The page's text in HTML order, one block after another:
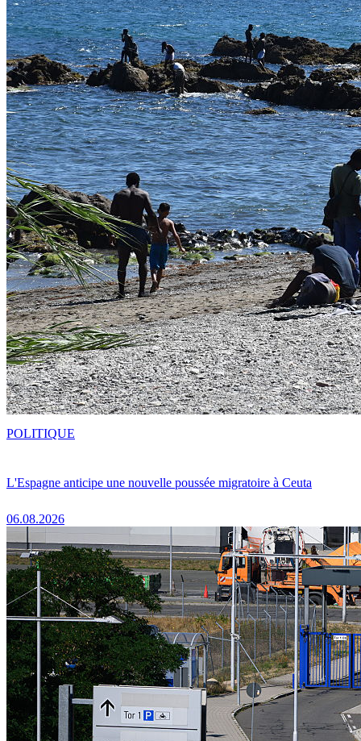
L'Espagne anticipe une nouvelle poussée migratoire à Ceuta
06.08.2026
POLITIQUE